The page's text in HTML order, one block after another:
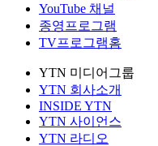
YouTube 채널
종영프로그램
TV프로그램홈
YTN 미디어그룹
YTN 회사소개
INSIDE YTN
YTN 사이언스
YTN 라디오